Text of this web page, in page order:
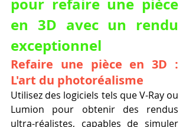
pour refaire une pièce
en 3D avec un rendu
exceptionnel
Refaire une pièce en 3D :
L'art du photoréalisme
Utilisez des logiciels tels que V-Ray ou
Lumion pour obtenir des rendus
ultra-réalistes, capables de simuler